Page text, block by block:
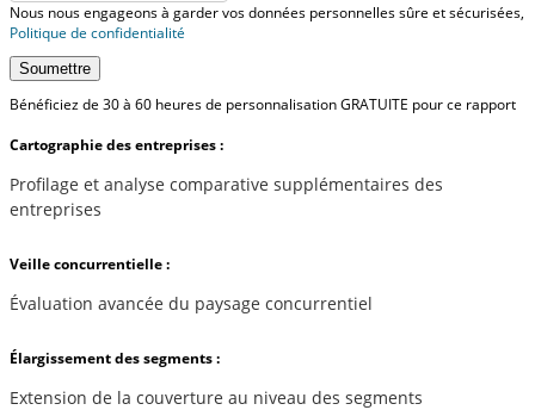
Nous nous engageons à garder vos données personnelles sûre et sécurisées,
Politique de confidentialité
Soumettre
Bénéficiez de 30 à 60 heures de personnalisation GRATUITE pour ce rapport
Cartographie des entreprises :
Profilage et analyse comparative supplémentaires des
entreprises
Veille concurrentielle :
Évaluation avancée du paysage concurrentiel
Élargissement des segments :
Extension de la couverture au niveau des segments